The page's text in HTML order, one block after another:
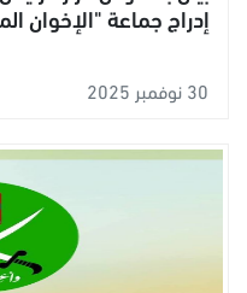
إدراج جماعة "الإخوان
30 نوفمبر 2025